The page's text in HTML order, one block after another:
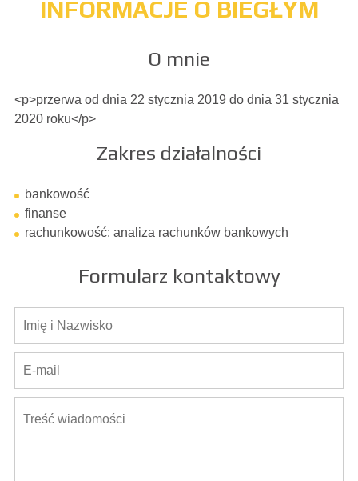
INFORMACJE O BIEGŁYM
O mnie
<p>przerwa od dnia 22 stycznia 2019 do dnia 31 stycznia
2020 roku</p>
Zakres działalności
bankowość
finanse
rachunkowość: analiza rachunków bankowych
Formularz kontaktowy